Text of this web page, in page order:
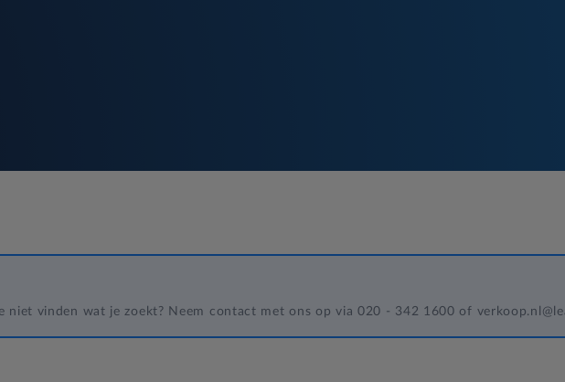
niet vinden wat je zoekt? Neem contact met ons op via 020 - 342 1600 of